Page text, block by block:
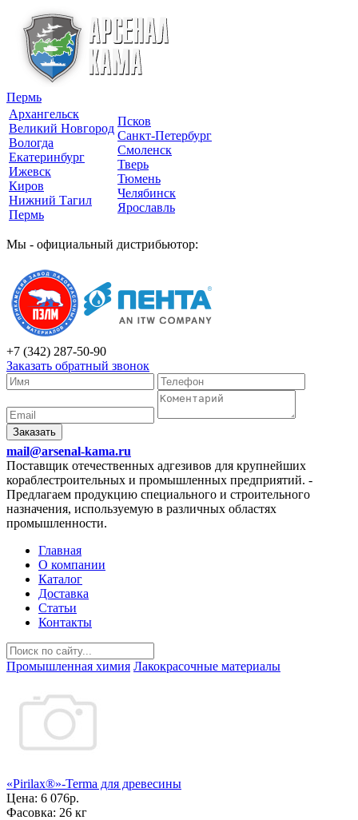
Пермь
Архангельск
Великий Новгород
Вологда
Екатеринбург
Ижевск
Киров
Нижний Тагил
Пермь
Псков
Санкт-Петербург
Смоленск
Тверь
Тюмень
Челябинск
Ярославль
Мы - официальный дистрибьютор:
+7 (342) 287-50-90
Заказать обратный звонок
Заказать
mail@arsenal-kama.ru
Поставщик отечественных адгезивов для крупнейших
кораблестроительных и промышленных предприятий. -
Предлагаем продукцию специального и строительного
назначения, используемую в различных областях
промышленности.
Главная
О компании
Каталог
Доставка
Статьи
Контакты
Промышленная химия Лакокрасочные материалы
«Pirilax®»-Terma для древесины
Цена: 6 076р.
Фасовка: 26 кг